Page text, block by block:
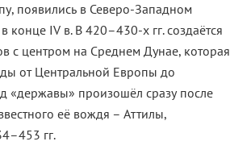
появились в Северо-Западном
конце IV в. В 420–430-х гг. создаётся
с центром на Среднем Дунае, которая
от Центральной Европы до
«державы» произошёл сразу после
её вождя – Аттилы,
гг.